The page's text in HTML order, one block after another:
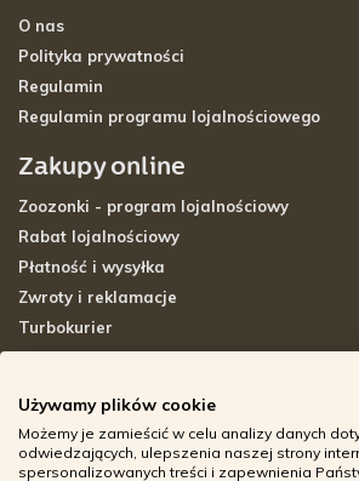
O nas
Polityka prywatności
Regulamin
Regulamin programu lojalnościowego
Zakupy online
Zoozonki - program lojalnościowy
Rabat lojalnościowy
Płatność i wysyłka
Zwroty i reklamacje
Turbokurier
Adresy sklepów stacjonarnych
Godziny otwarcia sklepów
Aplikacja zoozone.pl
Używamy plików cookie
Możemy je zamieścić w celu analizy danych
odwiedzających, ulepszenia naszej strony
spersonalizowanych treści i zapewnienia